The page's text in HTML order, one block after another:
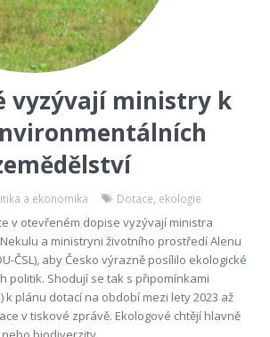
vyzývají ministry k
a ekonomika Dotace ekologie
v otevřeném dopise vyzývají ministra
a ministryni životního prostředí Alenu
ČSL), aby Česko výrazně posílilo ekologické
politik. Shodují se tak s připomínkami
k plánu dotací na období mezi lety 2023 až
v tiskové zprávě. Ekologové chtějí hlavně